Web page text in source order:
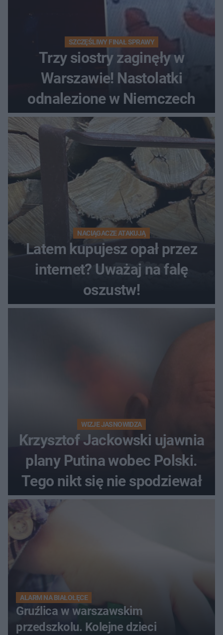
SZCZĘŚLIWY FINAŁ SPRAWY
Trzy siostry zaginęły w
Warszawie! Nastolatki
odnalezione w Niemczech
NACIĄGACZE ATAKUJĄ
Latem kupujesz opał przez
internet? Uważaj na falę
oszustw!
WIZJE JASNOWIDZA
Krzysztof Jackowski ujawnia
plany Putina wobec Polski.
Tego nikt się nie spodziewał
ALARM NA BIAŁOŁĘCE
Gruźlica w warszawskim
przedszkolu. Kolejne dzieci